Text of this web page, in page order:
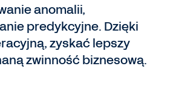
anomalii,
predykcyjne. Dzięki
zyskać lepszy
zwinność biznesową.